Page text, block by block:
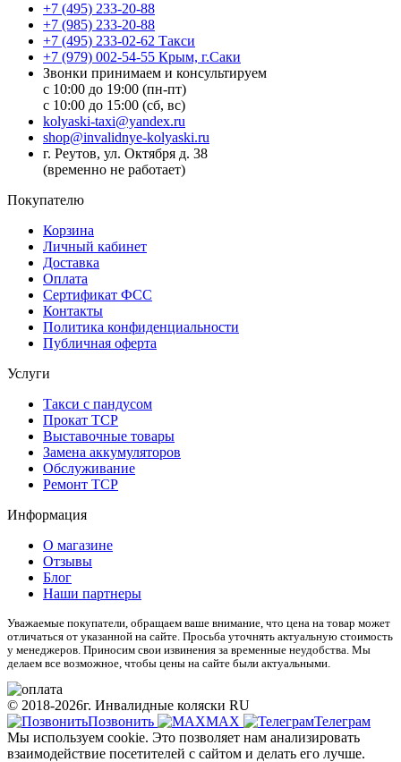
+7 (495) 233-20-88
+7 (985) 233-20-88
+7 (495) 233-02-62 Такси
+7 (979) 002-54-55 Крым, г.Саки
Звонки принимаем и консультируем
с 10:00 до 19:00 (пн-пт)
с 10:00 до 15:00 (сб, вс)
kolyaski-taxi@yandex.ru
shop@invalidnye-kolyaski.ru
г. Реутов, ул. Октября д. 38
(временно не работает)
Покупателю
Корзина
Личный кабинет
Доставка
Оплата
Сертификат ФСС
Контакты
Политика конфиденциальности
Публичная оферта
Услуги
Такси с пандусом
Прокат ТСР
Выставочные товары
Замена аккумуляторов
Обслуживание
Ремонт ТСР
Информация
О магазине
Отзывы
Блог
Наши партнеры
Уважаемые покупатели, обращаем ваше внимание, что цена на товар может
отличаться от указанной на сайте. Просьба уточнять актуальную стоимость
у менеджеров. Приносим свои извинения за временные неудобства. Мы
делаем все возможное, чтобы цены на сайте были актуальными.
© 2018-2026г. Инвалидные коляски RU
Позвонить
МАХ
Телеграм
Мы используем cookie. Это позволяет нам анализировать
взаимодействие посетителей с сайтом и делать его лучше.